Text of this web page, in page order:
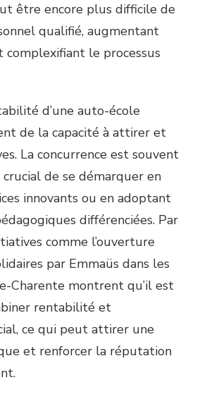
être encore plus difficile de
qualifié, augmentant
complexifiant le processus
d’une auto-école
de la capacité à attirer et
La concurrence est souvent
de se démarquer en
innovants ou en adoptant
différenciées. Par
comme l’ouverture
par Emmaüs dans les
Charente montrent qu’il est
rentabilité et
ce qui peut attirer une
et renforcer la réputation